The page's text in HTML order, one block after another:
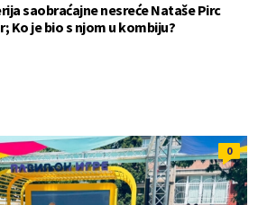
saobraćajne nesreće Nataše Pirc
Ko je bio s njom u kombiju?
0